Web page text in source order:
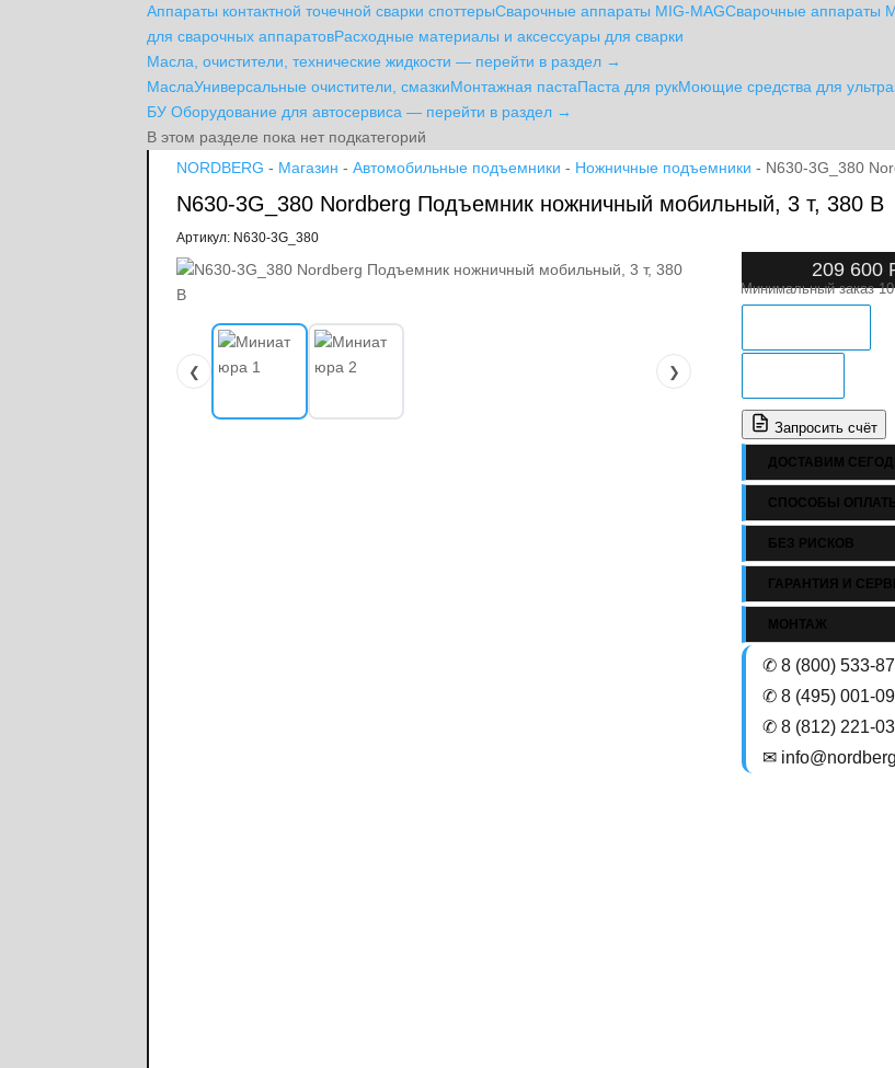
Аппараты контактной точечной сварки cпоттерыСварочные аппараты MIG-MAGСварочные аппараты
для сварочных аппаратовРасходные материалы и аксессуары для сварки
Масла, очистители, технические жидкости — перейти в раздел →
МаслаУниверсальные очистители, смазкиМонтажная пастаПаста для рукМоющие средства для
БУ Оборудование для автосервиса — перейти в раздел →
В этом разделе пока нет подкатегорий
NORDBERG - Магазин -Автомобильные подъемники - Ножничные подъемники - N630-3G_380
N630-3G_380 Nordberg Подъемник ножничный мобильный, 3 т, 380 В
Артикул: N630-3G_380
❮ ❯
209 600
Минимальный заказ
Запросить счёт
ДОСТАВИМ
СПОСОБЫ
БЕЗ РИСКОВ
ГАРАНТИЯ И
МОНТАЖ
✆ 8 (800) 533-
✆ 8 (495) 001-
✆ 8 (812) 221-
✉